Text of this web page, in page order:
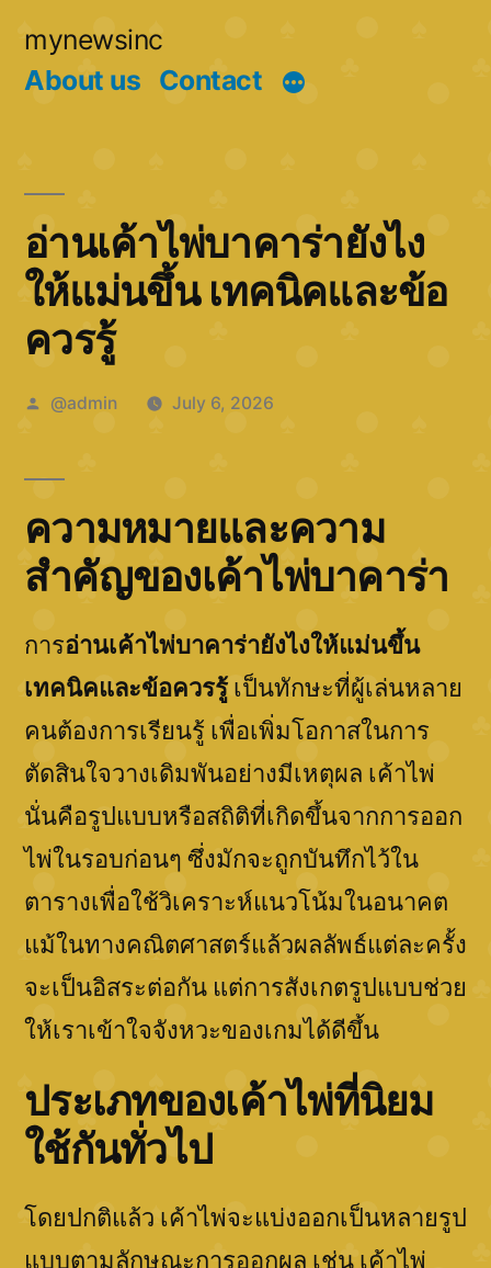
mynewsinc
About us Contact
อ่านเค้าไพ่บาคาร่ายังไง
ให้แม่นขึ้น เทคนิคและข้อ
ควรรู้
Posted
@admin July 6, 2026
ความหมายและความ
สำคัญของเค้าไพ่บาคาร่า
การอ่านเค้าไพ่บาคาร่ายังไงให้แม่นขึ้น
เทคนิคและข้อควรรู้ เป็นทักษะที่ผู้เล่นหลาย
คนต้องการเรียนรู้ เพื่อเพิ่มโอกาสในการ
ตัดสินใจวางเดิมพันอย่างมีเหตุผล เค้าไพ่
นั่นคือรูปแบบหรือสถิติที่เกิดขึ้นจากการออก
ไพ่ในรอบก่อนๆ ซึ่งมักจะถูกบันทึกไว้ใน
ตารางเพื่อใช้วิเคราะห์แนวโน้มในอนาคต
แม้ในทางคณิตศาสตร์แล้วผลลัพธ์แต่ละครั้ง
จะเป็นอิสระต่อกัน แต่การสังเกตรูปแบบช่วย
ให้เราเข้าใจจังหวะของเกมได้ดีขึ้น
ประเภทของเค้าไพ่ที่นิยม
ใช้กันทั่วไป
โดยปกติแล้ว เค้าไพ่จะแบ่งออกเป็นหลายรูป
แบบตามลักษณะการออกผล เช่น เค้าไพ่